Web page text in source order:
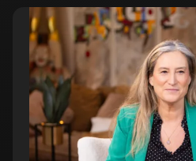
manipulation
et du harcèlement.
Chapitre
13. La méthode pour
rênes de son destin.